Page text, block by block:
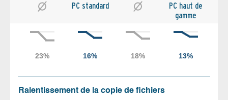
PC standard
PC haut de
gamme
Ralentissement de la copie de fichiers